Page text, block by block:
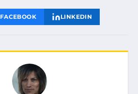
FACEBOOK LINKEDIN